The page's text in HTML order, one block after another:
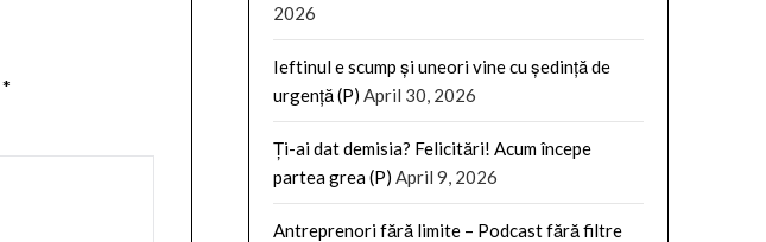
*
2026
Ieftinul e scump și uneori vine cu ședință de
urgență (P) April 30, 2026
Ți-ai dat demisia? Felicitări! Acum începe
partea grea (P) April 9, 2026
Antreprenori fără limite – Podcast fără filtre